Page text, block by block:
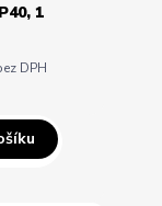
1
DPH